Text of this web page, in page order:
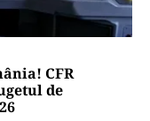
CFR
de